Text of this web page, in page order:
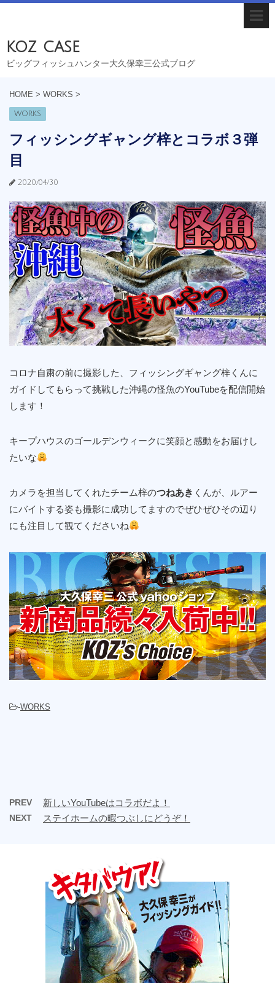
koz case
ビッグフィッシュハンター大久保幸三公式ブログ
HOME > WORKS >
WORKS
フィッシングギャング梓とコラボ３弾
目
2020/04/30
コロナ自粛の前に撮影した、フィッシングギャング梓くんに
ガイドしてもらって挑戦した沖縄の怪魚のYouTubeを配信開始
します！
キープハウスのゴールデンウィークに笑顔と感動をお届けし
たいな
カメラを担当してくれたチーム梓のつねあき くんが、ルアー
にバイトする姿も撮影に成功してますのでぜひぜひその辺り
にも注目して観てくださいね
-WORKS
PREV 新しいYouTubeはコラボだよ！
NEXT ステイホームの暇つぶしにどうぞ！